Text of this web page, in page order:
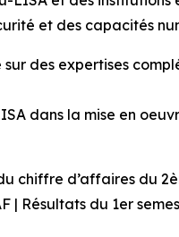
et des capacités
sur des expertises
dans la mise en
chiffre d’affaires du
| Résultats du 1er